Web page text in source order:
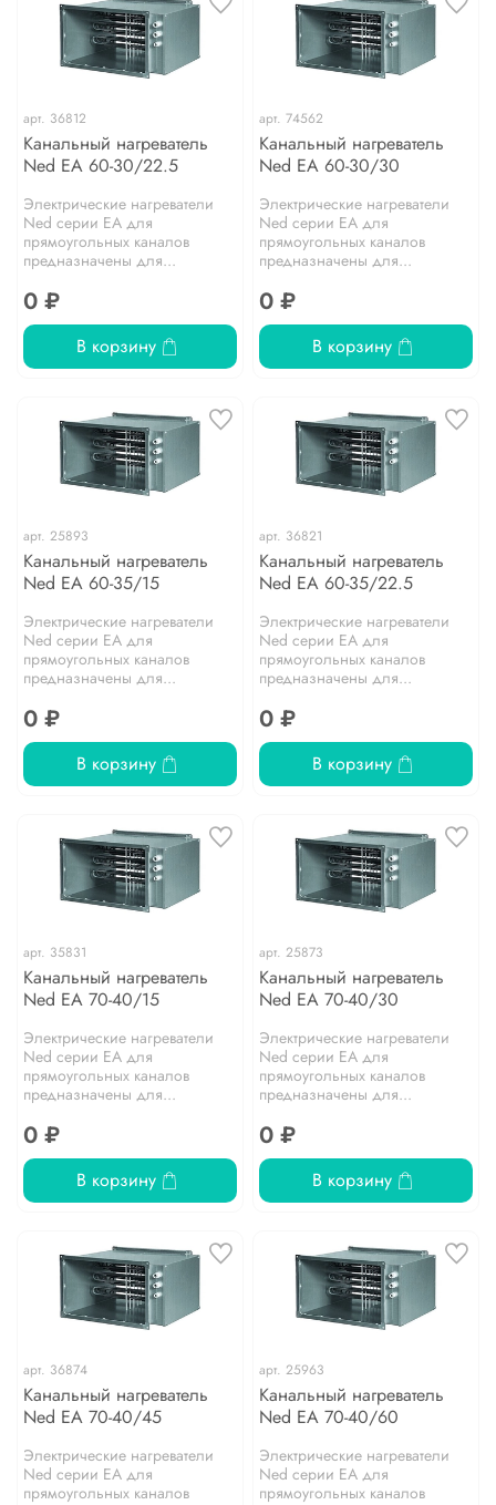
арт. 36812
Канальный нагреватель
Ned EA 60-30/22.5
Электрические нагреватели
Ned серии EA для
прямоугольных каналов
предназначены для...
0 ₽
В корзину
арт. 74562
Канальный нагреватель
Ned EA 60-30/30
Электрические нагреватели
Ned серии EA для
прямоугольных каналов
предназначены для...
0 ₽
В корзину
арт. 25893
Канальный нагреватель
Ned EA 60-35/15
Электрические нагреватели
Ned серии EA для
прямоугольных каналов
предназначены для...
0 ₽
В корзину
арт. 36821
Канальный нагреватель
Ned EA 60-35/22.5
Электрические нагреватели
Ned серии EA для
прямоугольных каналов
предназначены для...
0 ₽
В корзину
арт. 35831
Канальный нагреватель
Ned EA 70-40/15
Электрические нагреватели
Ned серии EA для
прямоугольных каналов
предназначены для...
0 ₽
В корзину
арт. 25873
Канальный нагреватель
Ned EA 70-40/30
Электрические нагреватели
Ned серии EA для
прямоугольных каналов
предназначены для...
0 ₽
В корзину
арт. 36874
Канальный нагреватель
Ned EA 70-40/45
Электрические нагреватели
Ned серии EA для
прямоугольных каналов
арт. 25963
Канальный нагреватель
Ned EA 70-40/60
Электрические нагреватели
Ned серии EA для
прямоугольных каналов